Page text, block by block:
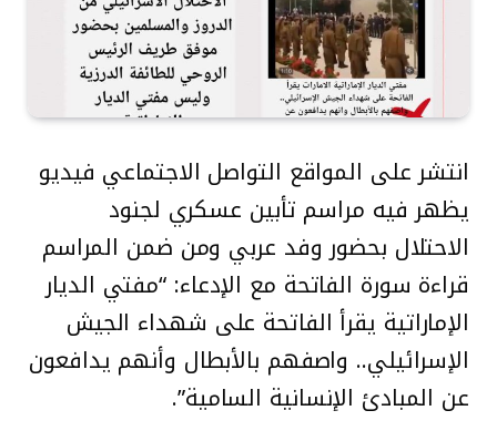
انتشر على المواقع التواصل الاجتماعي فيديو
يظهر فيه مراسم تأبين عسكري لجنود
الاحتلال بحضور وفد عربي ومن ضمن المراسم
قراءة سورة الفاتحة مع الإدعاء: “مفتي الديار
الإماراتية يقرأ الفاتحة على شهداء الجيش
الإسرائيلي.. واصفهم بالأبطال وأنهم يدافعون
عن المبادئ الإنسانية السامية”.